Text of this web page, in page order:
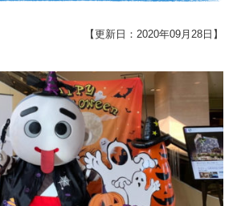
【更新日：2020年09月28日】